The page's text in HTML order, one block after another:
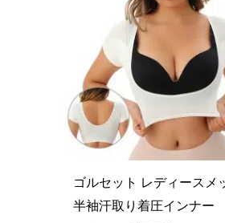
ゴルセット レディースメ
半袖汗取り着圧インナー